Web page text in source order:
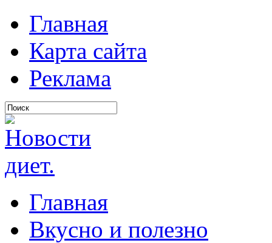
Главная
Карта сайта
Реклама
Главная
Вкусно и полезно